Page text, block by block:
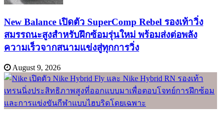
New Balance เปิดตัว SuperComp Rebel รองเท้าวิ่ง
สมรรถนะสูงสำหรับฝึกซ้อมรุ่นใหม่ พร้อมส่งต่อพลัง
ความเร็วจากสนามแข่งสู่ทุกการวิ่ง
August 9, 2026